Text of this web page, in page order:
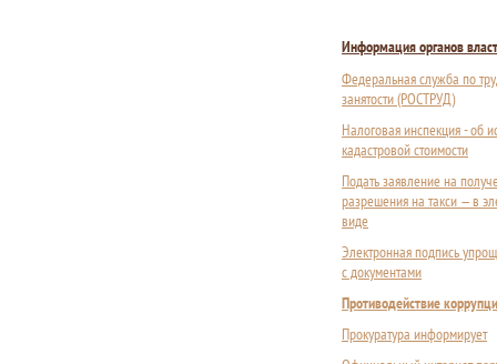
Информация органов
Федеральная служба по
занятости (РОСТРУД)
Налоговая инспекция - об
кадастровой стоимости
Подать заявление на
разрешения на такси — в
виде
Электронная подпись
с документами
Противодействие
Прокуратура информирует